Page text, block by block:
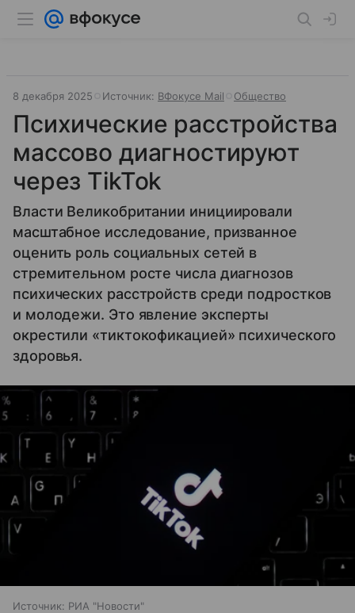
8 декабря 2025 Источник: ВФокусе Mail Общество
Психические расстройства
массово диагностируют
через TikTok
Власти Великобритании инициировали
масштабное исследование, призванное
оценить роль социальных сетей в
стремительном росте числа диагнозов
психических расстройств среди подростков
и молодежи. Это явление эксперты
окрестили «тиктокофикацией» психического
здоровья.
Источник: РИА "Новости"